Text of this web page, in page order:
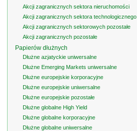
Akcji zagranicznych sektora nieruchomości
Akcji zagranicznych sektora technologicznego
Akcji zagranicznych sektorowych pozostałe
Akcji zagranicznych pozostałe
Papierów dłużnych
Dłużne azjatyckie uniwersalne
Dłużne Emerging Markets uniwersalne
Dłużne europejskie korporacyjne
Dłużne europejskie uniwersalne
Dłużne europejskie pozostałe
Dłużne globalne High Yield
Dłużne globalne korporacyjne
Dłużne globalne uniwersalne